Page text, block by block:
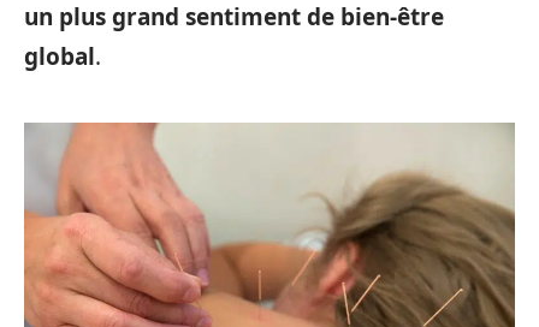
un plus grand sentiment de bien-être
global.